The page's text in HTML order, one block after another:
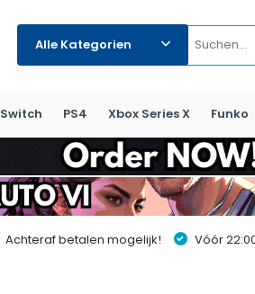
Alle Kategorien
Switch PS4 Xbox Series X Funko
Achteraf betalen mogelijk! Vóór